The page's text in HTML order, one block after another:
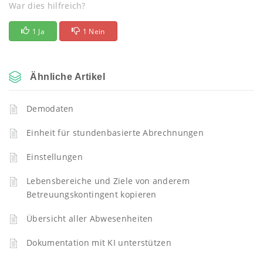
War dies hilfreich?
1 Ja 1 Nein
Ähnliche Artikel
Demodaten
Einheit für stundenbasierte Abrechnungen
Einstellungen
Lebensbereiche und Ziele von anderem
Betreuungskontingent kopieren
Übersicht aller Abwesenheiten
Dokumentation mit KI unterstützen